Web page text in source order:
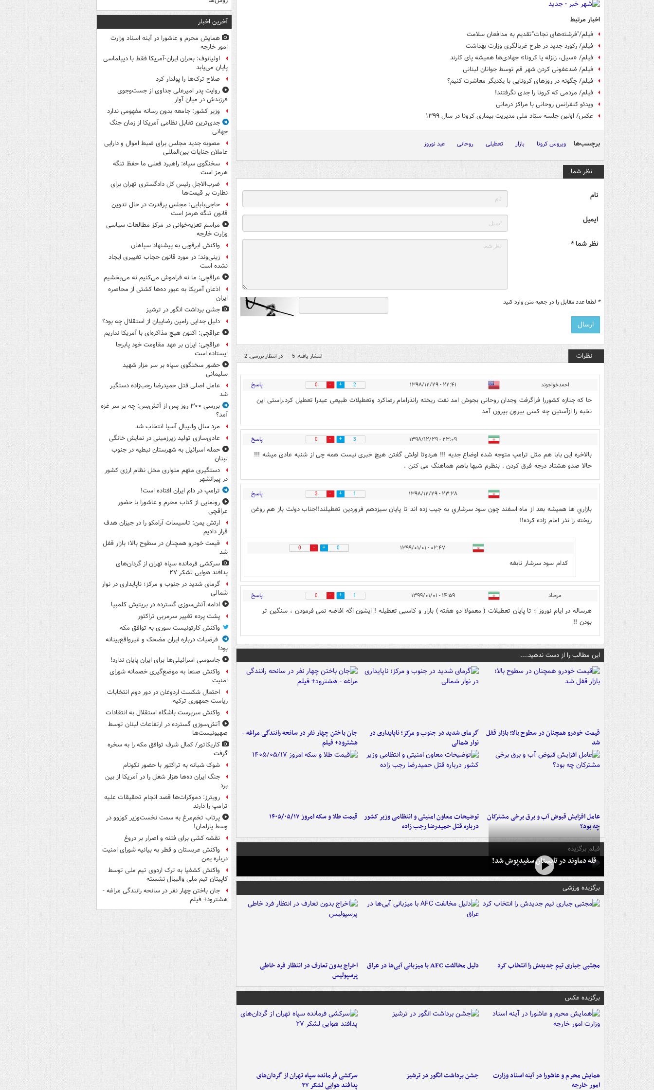
اخبار مرتبط
فیلم/"فرشته‌های نجات"تقدیم به مدافعان سلامت
فیلم/ رکورد جدید در طرح غربالگری وزارت بهداشت
فیلم/ «سیل، زلزله یا کرونا» جهادی‌ها همیشه پای کارند
فیلم/ ضدعفونی کردن شهر قم توسط جوانان لبنانی
فیلم/ چگونه در روزهای کرونایی با یکدیگر معاشرت کنیم؟
فیلم/ مردمی که کرونا را جدی نگرفتند!
ویدئو کنفرانس روحانی با مراکز درمانی
عکس/ اولین جلسه ستاد ملی مدیریت بیماری کرونا در سال ۱۳۹۹
برچسب‌ها ویروس کرونا بازار تعطیلی روحانی عید نوروز
نظر شما
نام
ایمیل
نظر شما *
* لطفا عدد مقابل را در جعبه متن وارد کنید
نظرات انتشار یافته: 5 در انتظار بررسی: 2
احمدخواجوند ۲۲:۴۱ - ۱۳۹۸/۱۲/۲۹ 2
0 پاسخ
حا که جنازه کشوررا فراگرفت وجدان روحانی بجوش امد نفت ریخته رانذرامام رضاکرد وتعطیلات طبیعی عیدرا تعطیل کرد.راستی این
نخبه را ازآستین چه کسی بیرون بیرون آمد
۲۳:۰۹ - ۱۳۹۸/۱۲/۲۹ 3
0 پاسخ
بالاخره این بابا هم مثل ترامپ متوجه شده اوضاع جدیه !!! هردوتا اولش گفتن هیچ خبری نیست همه چی از شنبه عادی میشه !!!
حالا صدو هشتاد درجه فرق کردن . بنظرم شبها باهم هماهنگ می کنن .
۲۳:۲۸ - ۱۳۹۸/۱۲/۲۹ 1
3 پاسخ
بازاري ها هميشه بعد از ماه اسفند چون سود سرشاري به جيب زده اند تا پايان سيزدهم فروردين تعطيلند!!جناب دولت باز هم روغن
ريخته را نذر امام زاده كرده!!
۰۲:۴۷ - ۱۳۹۹/۰۱/۰۱ 0
0
کدام سود سرشار نابغه
مرصاد ۱۴:۵۹ - ۱۳۹۹/۰۱/۰۱ 1
0 پاسخ
هرساله در ایام نوروز ؛ تا پایان تعطیلات ( معمولا دو هفته ) بازار و کاسبی تعطیله ! ایشون اگه افاضه نمی فرمودن ، سنگین تر
بودن !!
این مطالب را از دست ندهید....
قیمت خودرو همچنان در سطوح بالا؛ بازار قفل
شد
گرمای شدید در جنوب و مرکز؛ ناپایداری در
نوار شمالی
جان باختن چهار نفر در سانحه رانندگی مراغه -
هشترود+ فیلم
عامل افزایش قبوض آب و برق برخی مشترکان
چه بود؟
توضیحات معاون امنیتی و انتظامی وزیر کشور
درباره قتل حمیدرضا رجب زاده
قیمت طلا و سکه امروز ۱۴۰۵/۰۵/۱۷
فیلم برگزیده
قله دماوند در تابستان سفیدپوش شد!
برگزیده ورزشی
مجتبی جباری تیم جدیدش را انتخاب کرد دلیل مخالفت AFC با میزبانی آبی‌ها در عراق
اخراج بدون تعارف در انتظار فرد خاطی
پرسپولیس
برگزیده عکس
همایش محرم و عاشورا در آینه اسناد وزارت
امور خارجه
جشن برداشت انگور در ترشیز
سرکشی فرمانده سپاه تهران از گردان‌های
پدافند هوایی لشکر ۲۷
آخرین اخبار
همایش محرم و عاشورا در آینه اسناد وزارت
امور خارجه
اولیانوف: بحران ایران-آمریکا فقط با دیپلماسی
پایان می‌یابد
صلاح ترک‌ها را پولدار کرد
روایت پدر امیرعلی جداوی از جست‌وجوی
فرزندش در میان آوار
وزیر کشور: جامعه بدون رسانه مفهومی ندارد
جدی‌ترین تقابل نظامی آمریکا از زمان جنگ
جهانی
مصوبه جدید مجلس برای ضبط اموال و دارایی
عاملان جنایات بین‌المللی
سخنگوی سپاه: راهبرد فعلی ما حفظ تنگه
هرمز است
ضرب‌الاجل رئیس کل دادگستری تهران برای
نظارت بر قیمت‌ها
حاجی‌بابایی: مجلس پرقدرت در حال تدوین
قانون تنگه هرمز است
مراسم تعزیه‌خوانی در مرکز مطالعات سیاسی
وزارت خارجه
واکنش ابرقویی به پیشنهاد سپاهان
زینی‌وند: در مورد قانون حجاب تغییری ایجاد
نشده است
عراقچی: ما نه فراموش می‌کنیم نه می‌بخشیم
اذعان آمریکا به عبور ده‌ها کشتی از محاصره
ایران
جشن برداشت انگور در ترشیز
دلیل جدایی رامین رضاییان از استقلال چه بود؟
عراقچی: اکنون هیچ مذاکره‌ای با آمریکا نداریم
عراقچی: ایران بر عهد مقاومت خود پابرجا
ایستاده است
حضور سخنگوی سپاه بر سر مزار شهید
سلیمانی
عامل اصلی قتل حمیدرضا رجب‌زاده دستگیر
شد
بررسی ۳۰۰ روز پس از آتش‌بس: چه بر سر غزه
آمد؟
مرد سال والیبال آسیا انتخاب شد
عادی‌سازی تولید زیرزمینی در نمایش خانگی
حمله اسرائیل به شهرستان نبطیه در جنوب
لبنان
دستگیری متهم متواری مخل نظام ارزی کشور
در پیرانشهر
ترامپ در دام ایران افتاده است!
رونمایی از کتاب محرم و عاشورا با حضور
عراقچی
ارتش یمن: تاسیسات آرامکو را در جیزان هدف
قرار دادیم
قیمت خودرو همچنان در سطوح بالا؛ بازار قفل
شد
سرکشی فرمانده سپاه تهران از گردان‌های
پدافند هوایی لشکر ۲۷
گرمای شدید در جنوب و مرکز؛ ناپایداری در نوار
شمالی
ادامه آتش‌سوزی گسترده در بریتیش کلمبیا
پشت پرده تغییر سرمربی تراکتور
واکنش کارتونیست سوری به توافق مکه
فرضیات درباره ایران مضحک و غیرواقع‌بینانه
بود!
جاسوسی اسرائیلی‌ها برای ایران پایان ندارد!
واکنش صنعا به موضع‌گیری خصمانه شورای
امنیت
احتمال شکست اردوغان در دور دوم انتخابات
ریاست جمهوری ترکیه
واکنش سرپرست باشگاه استقلال به انتقادات
آتش‌سوزی گسترده در ارتفاعات لبنان توسط
صهیونیست‌ها
کاریکاتور/ کمال شرف توافق مکه را به سخره
گرفت
شوک شبانه به تراکتور با حضور نکونام
جنگ ایران ده‌ها هزار شغل را در آمریکا از بین
برد
رویترز: دموکرات‌ها قصد انجام تحقیقات علیه
ترامپ را دارند
پرتاب تخم‌مرغ به سمت نخست‌وزیر کوزوو در
وسط پارلمان!
نقشه کشی برای فتنه و اصرار بر دروغ
واکنش عربستان و قطر به بیانیه شورای امنیت
درباره یمن
واکنش کشفیا به ترک اردوی تیم ملی توسط
کاپیتان تیم ملی والیبال نشسته
جان باختن چهار نفر در سانحه رانندگی مراغه -
هشترود+ فیلم